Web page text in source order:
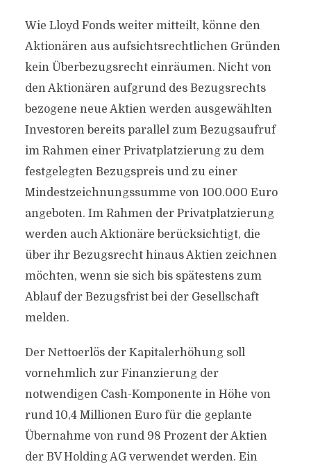
Wie Lloyd Fonds weiter mitteilt, könne den
Aktionären aus aufsichtsrechtlichen Gründen
kein Überbezugsrecht einräumen. Nicht von
den Aktionären aufgrund des Bezugsrechts
bezogene neue Aktien werden ausgewählten
Investoren bereits parallel zum Bezugsaufruf
im Rahmen einer Privatplatzierung zu dem
festgelegten Bezugspreis und zu einer
Mindestzeichnungssumme von 100.000 Euro
angeboten. Im Rahmen der Privatplatzierung
werden auch Aktionäre berücksichtigt, die
über ihr Bezugsrecht hinaus Aktien zeichnen
möchten, wenn sie sich bis spätestens zum
Ablauf der Bezugsfrist bei der Gesellschaft
melden.
Der Nettoerlös der Kapitalerhöhung soll
vornehmlich zur Finanzierung der
notwendigen Cash-Komponente in Höhe von
rund 10,4 Millionen Euro für die geplante
Übernahme von rund 98 Prozent der Aktien
der BV Holding AG verwendet werden. Ein